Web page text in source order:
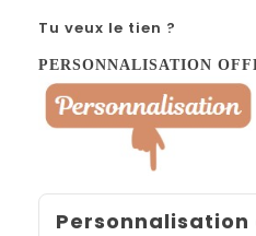
Tu veux le tien ?
PERSONNALISATION